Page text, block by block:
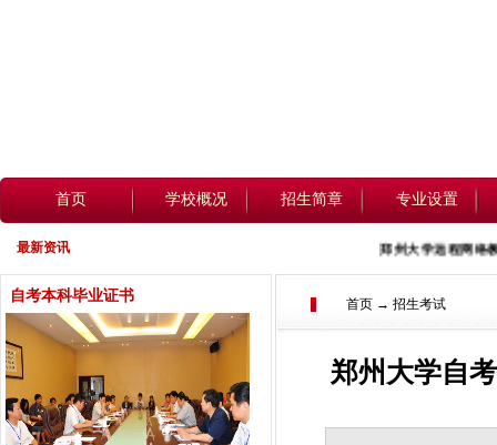
首页 学校概况 招生简章 专业设置
最新资讯 郑州大学远程网络教育
自考本科毕业证书 首页 → 招生考试
郑州大学自